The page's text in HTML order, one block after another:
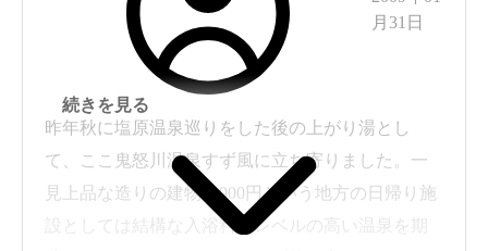
月31日
昨年秋に塩原温泉巡りをした後の上がり湯とし
て、ここ鬼怒川温泉すず風に立ち寄りました。一
見上品な造りの建物と900円という地方の日帰り施
設としては結構な入浴料、レベルの高い温泉を期
続きを見る